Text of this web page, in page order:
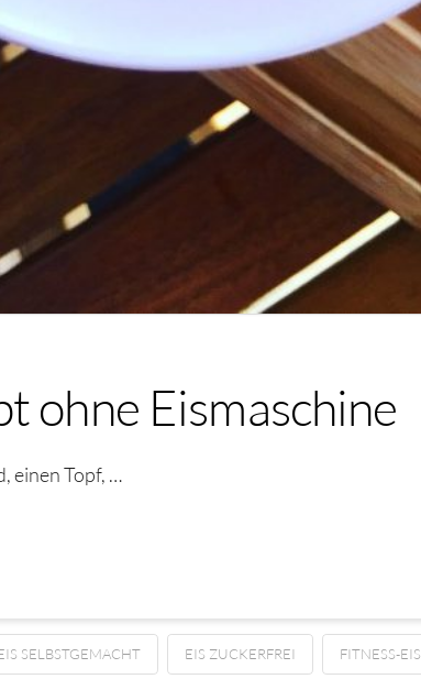
ohne Eismaschine
einen Topf, …
SELBSTGEMACHT EIS ZUCKERFREI FITNESS-EIS